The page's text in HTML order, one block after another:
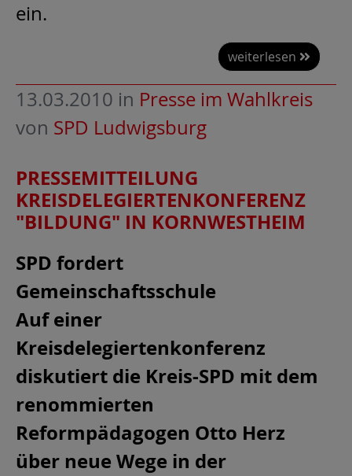
ein.
weiterlesen
13.03.2010 in Presse im Wahlkreis
von SPD Ludwigsburg
PRESSEMITTEILUNG
KREISDELEGIERTENKONFERENZ
"BILDUNG" IN KORNWESTHEIM
SPD fordert
Gemeinschaftsschule
Auf einer
Kreisdelegiertenkonferenz
diskutiert die Kreis-SPD mit dem
renommierten
Reformpädagogen Otto Herz
über neue Wege in der